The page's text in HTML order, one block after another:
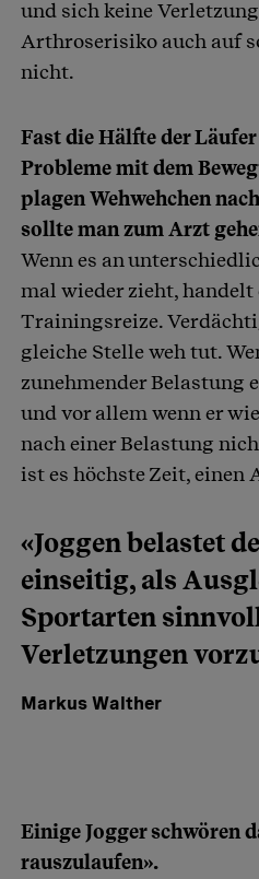
und sich keine
Arthroserisiko auch auf
nicht.
Fast die Hälfte der
Probleme mit dem
plagen Wehwehchen
sollte man zum Arzt
Wenn es an
mal wieder zieht, handelt
Trainingsreize.
gleiche Stelle weh tut.
zunehmender Belastung
und vor allem wenn er
nach einer Belastung
ist es höchste Zeit, einen
«Joggen belastet
einseitig, als
Sportarten
Verletzungen
Markus Walther
Einige Jogger schwören
rauszulaufen».